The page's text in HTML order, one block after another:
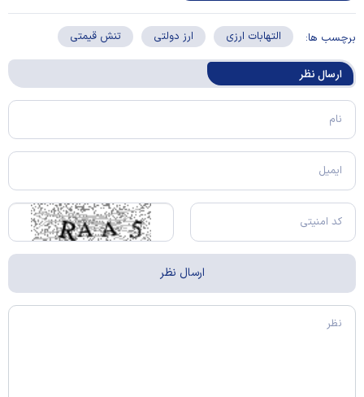
برچسب ها: التهابات ارزی ارز دولتی تنش قیمتی
ارسال‌ نظر